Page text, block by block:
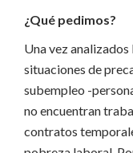
¿Qué pedimos?
Una vez
situaciones de
subempleo -
no encuentran
contratos